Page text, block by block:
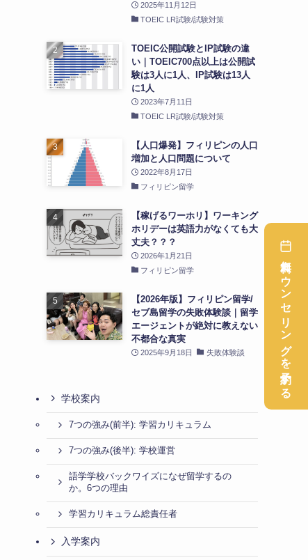
2025年11月12日
TOEIC LR試験/試験対策
TOEIC公開試験とIP試験の違
い｜TOEIC700点以上は公開試
験は3人に1人、IP試験は13人
に1人
2023年7月11日
TOEIC LR試験/試験対策
【人口爆発】フィリピンの人口
増加と人口問題について
2022年8月17日
フィリピン留学
【稼げるワーホリ】ワーキング
ホリデーは英語力がなくても大
丈夫？？？
2026年1月21日
フィリピン留学
【2026年版】フィリピン留学/
セブ島留学の失敗体験談｜留学
エージェントが絶対に教えない
不都合な真実
2025年9月18日 失敗体験談
学校案内
7つの強み(前半): 学習カリキュラム
7つの強み(後半): 学校運営
語学学校バックワイズになぜ留学するの
か。6つの理由
学習カリキュラム総責任者
入学案内
無料カウンセリングを予約する